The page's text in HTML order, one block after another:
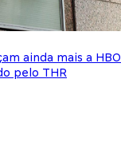
ainda mais a HBO
pelo THR